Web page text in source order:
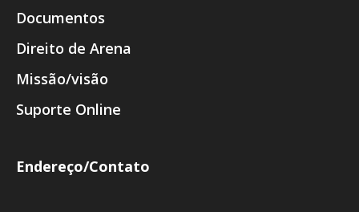
Documentos
Direito de Arena
Missão/visão
Suporte Online
Endereço/Contato